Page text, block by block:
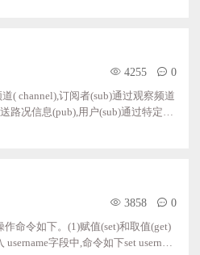
4255 0
( channel),订阅者(sub)通过观察频道
路况信息(pub),用户(sub)通过特定的
3858 0
命令如下。(1)赋值(set)和取值(get)
字段中,命令如下set usernam